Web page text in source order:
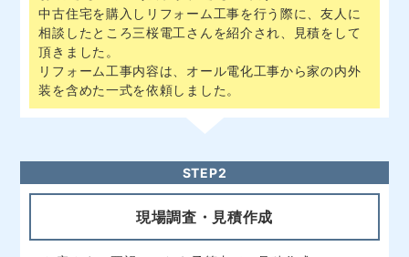
相談したところ三桜電工さんを紹介され、見積をして
頂きました。
リフォーム工事内容は、オール電化工事から家の内外
装を含めた一式を依頼しました。
現場調査・見積作成
・お客さまの要望にこたえ予算内での見積作成